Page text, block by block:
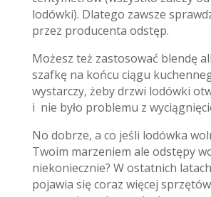
lodówki). Dlatego zawsze
przez producenta odstęp.
Możesz też zastosować blendę
szafkę na końcu ciągu
wystarczy, żeby drzwi lodówki
i nie było problemu z
No dobrze, a co jeśli lodówka
Twoim marzeniem ale odstępy
niekoniecznie? W ostatnich
pojawia się coraz więcej